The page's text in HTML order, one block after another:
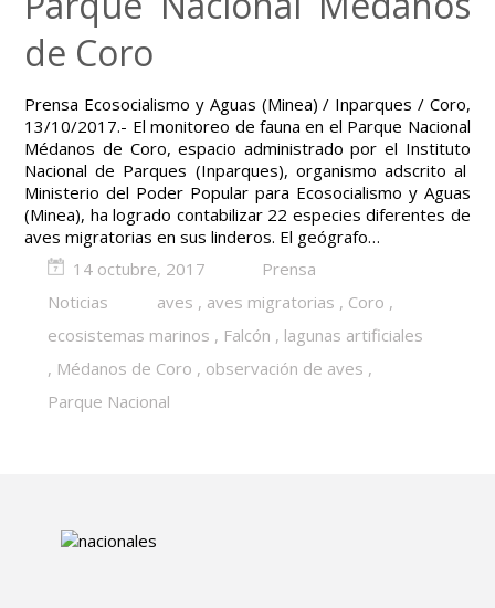
de Coro
Prensa Ecosocialismo y Aguas (Minea) / Inparques / Coro,
13/10/2017.- El monitoreo de fauna en el Parque Nacional
Médanos de Coro, espacio administrado por el Instituto
Nacional de Parques (Inparques), organismo adscrito al
Ministerio del Poder Popular para Ecosocialismo y Aguas
(Minea), ha logrado contabilizar 22 especies diferentes de
aves migratorias en sus linderos. El geógrafo…
14 octubre, 2017
Prensa
Noticias
aves , aves migratorias , Coro ,
ecosistemas marinos , Falcón , lagunas artificiales
, Médanos de Coro , observación de aves ,
Parque Nacional